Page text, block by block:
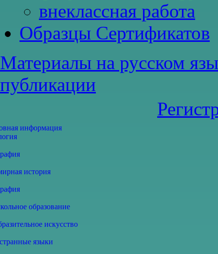
внеклассная работа
Образцы Сертификатов
Материалы на русском
публикации
информация
история
образование
искусство
языки